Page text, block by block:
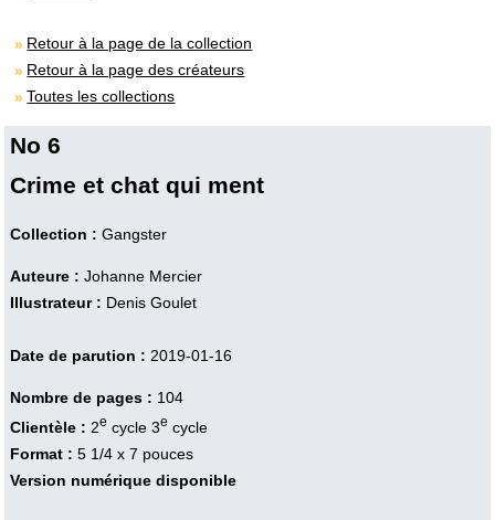
Retour à la page de la collection
Retour à la page des créateurs
Toutes les collections
No 6
Crime et chat qui ment
Collection : Gangster
Auteure : Johanne Mercier
Illustrateur : Denis Goulet
Date de parution : 2019-01-16
Nombre de pages : 104
Clientèle : 2e cycle 3e cycle
Format : 5 1/4 x 7 pouces
Version numérique disponible